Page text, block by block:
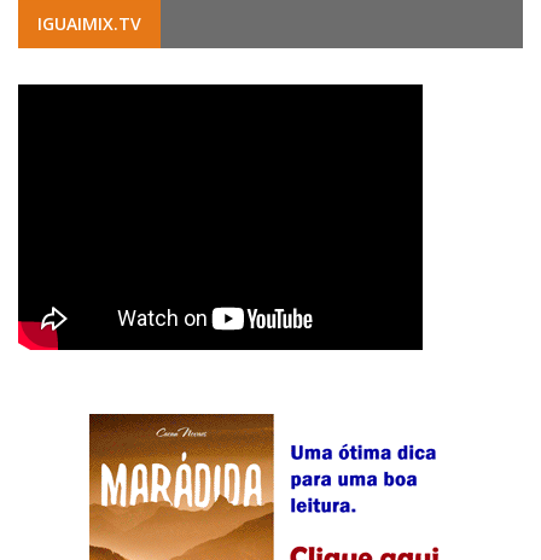
IGUAIMIX.TV